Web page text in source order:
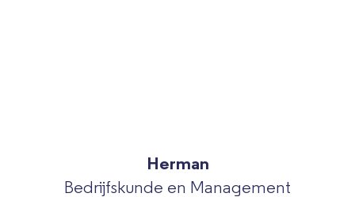
Herman
Bedrijfskunde en Management